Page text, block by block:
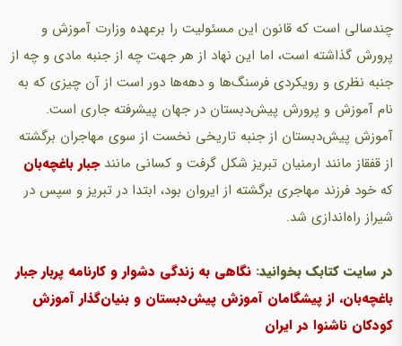
چندسالی است که قانون این مسئولیت را برعهده وزارت آموزش و
پرورش گذاشته است، اما این نهاد از هر جهت چه از جنبه مادی و چه از
جنبه نظری و رویکردی فرسنگ‌ها و دهه‌ها دور است از آن‌ چیزی که به
نام آموزش و پرورش پیش‌دبستان در جهان پیشرفته جاری است.
آموزش پیش‌دبستان از جنبه تاریخی نخست از سوی مهاجران برگشته
از قفقاز مانند ارمنیان تبریز شکل گرفت و کسانی مانند جبار باغچه‌بان
که خود فرزند مهاجری برگشته از ایروان بود، ابتدا در تبریز و سپس در
شیراز راه‌اندازی شد.
در سایت کتابک بخوانید: نگاهی به زندگی دشوار و کارنامه پربار جبار
باغچه‌بان، از پیشگامان آموزش پیش‌دبستان و بنیان‌گذار آموزش
کودکان ناشنوا در ایران